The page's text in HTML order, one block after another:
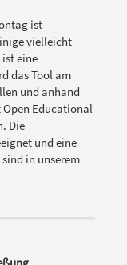
ist
vielleicht
eine
das Tool am
und anhand
Educational
Die
und eine
in unserem